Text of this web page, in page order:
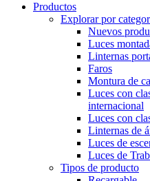
Productos
Explorar por
Nuevos
Luces
Linternas
Faros
Montura de
Luces con
internacional
Luces con
Linternas de
Luces de
Luces de
Tipos de producto